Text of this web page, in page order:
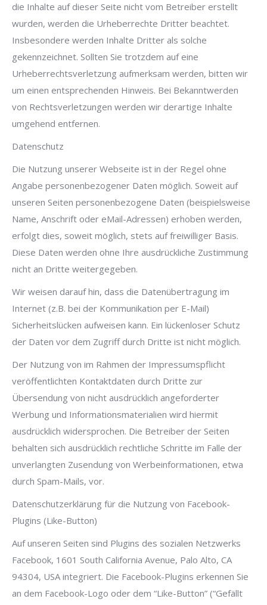
die Inhalte auf dieser Seite nicht vom Betreiber erstellt
wurden, werden die Urheberrechte Dritter beachtet.
Insbesondere werden Inhalte Dritter als solche
gekennzeichnet. Sollten Sie trotzdem auf eine
Urheberrechtsverletzung aufmerksam werden, bitten wir
um einen entsprechenden Hinweis. Bei Bekanntwerden
von Rechtsverletzungen werden wir derartige Inhalte
umgehend entfernen.
Datenschutz
Die Nutzung unserer Webseite ist in der Regel ohne
Angabe personenbezogener Daten möglich. Soweit auf
unseren Seiten personenbezogene Daten (beispielsweise
Name, Anschrift oder eMail-Adressen) erhoben werden,
erfolgt dies, soweit möglich, stets auf freiwilliger Basis.
Diese Daten werden ohne Ihre ausdrückliche Zustimmung
nicht an Dritte weitergegeben.
Wir weisen darauf hin, dass die Datenübertragung im
Internet (z.B. bei der Kommunikation per E-Mail)
Sicherheitslücken aufweisen kann. Ein lückenloser Schutz
der Daten vor dem Zugriff durch Dritte ist nicht möglich.
Der Nutzung von im Rahmen der Impressumspflicht
veröffentlichten Kontaktdaten durch Dritte zur
Übersendung von nicht ausdrücklich angeforderter
Werbung und Informationsmaterialien wird hiermit
ausdrücklich widersprochen. Die Betreiber der Seiten
behalten sich ausdrücklich rechtliche Schritte im Falle der
unverlangten Zusendung von Werbeinformationen, etwa
durch Spam-Mails, vor.
Datenschutzerklärung für die Nutzung von Facebook-
Plugins (Like-Button)
Auf unseren Seiten sind Plugins des sozialen Netzwerks
Facebook, 1601 South California Avenue, Palo Alto, CA
94304, USA integriert. Die Facebook-Plugins erkennen Sie
an dem Facebook-Logo oder dem “Like-Button” (“Gefällt